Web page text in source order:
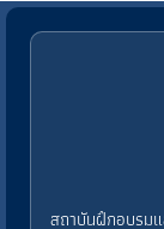
สถาบันฝึกอบรม